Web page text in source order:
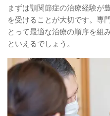
まずは顎関節症の治療経験が
を受けることが大切です。専
とって最適な治療の順序を組
といえるでしょう。